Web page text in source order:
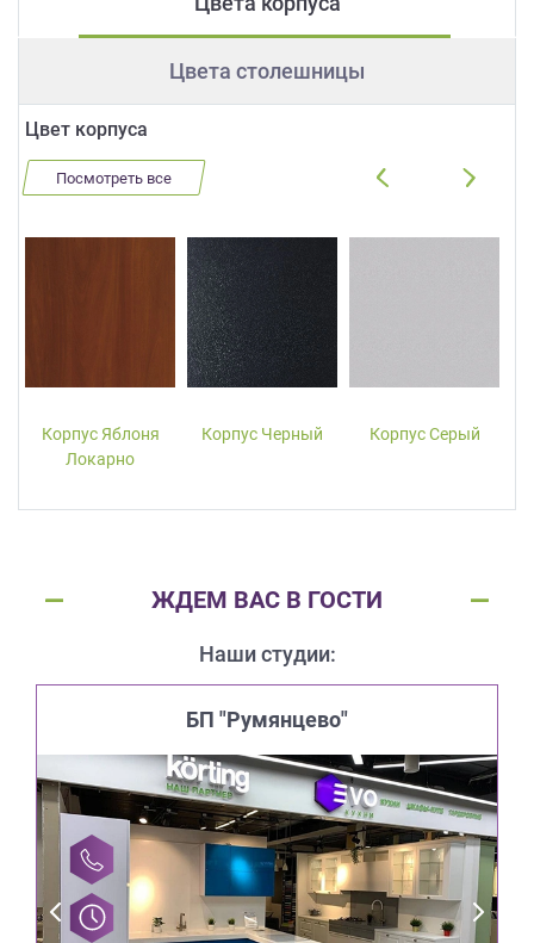
Цвета столешницы
Цвет корпуса
Посмотреть все
Корпус Яблоня
Локарно
Корпус Черный Корпус Серый
ЖДЕМ ВАС В ГОСТИ
Наши студии:
БП "Румянцево"